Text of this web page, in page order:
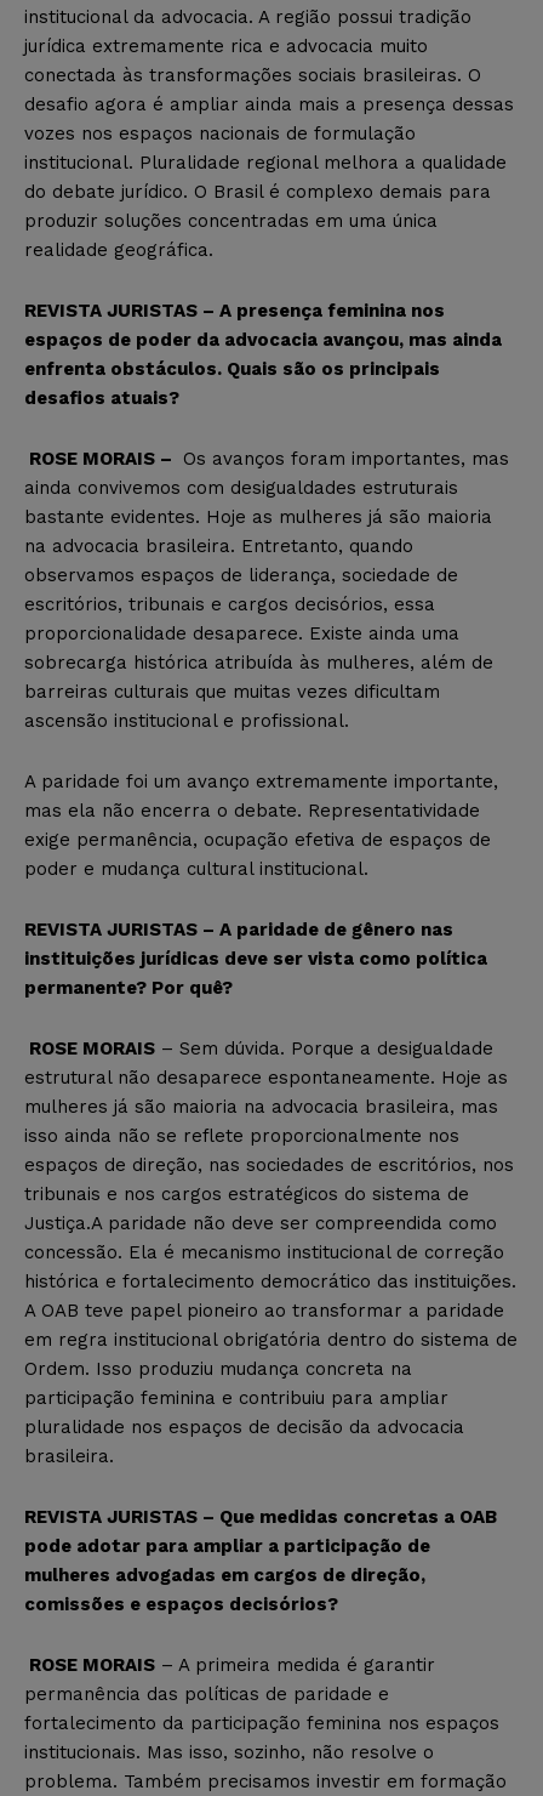
institucional da advocacia. A região possui tradição
jurídica extremamente rica e advocacia muito
conectada às transformações sociais brasileiras. O
desafio agora é ampliar ainda mais a presença dessas
vozes nos espaços nacionais de formulação
institucional. Pluralidade regional melhora a qualidade
do debate jurídico. O Brasil é complexo demais para
produzir soluções concentradas em uma única
realidade geográfica.
REVISTA JURISTAS – A presença feminina nos
espaços de poder da advocacia avançou, mas ainda
enfrenta obstáculos. Quais são os principais
desafios atuais?
ROSE MORAIS –
Os avanços foram importantes, mas
ainda convivemos com desigualdades estruturais
bastante evidentes. Hoje as mulheres já são maioria
na advocacia brasileira. Entretanto, quando
observamos espaços de liderança, sociedade de
escritórios, tribunais e cargos decisórios, essa
proporcionalidade desaparece. Existe ainda uma
sobrecarga histórica atribuída às mulheres, além de
barreiras culturais que muitas vezes dificultam
ascensão institucional e profissional.
A paridade foi um avanço extremamente importante,
mas ela não encerra o debate. Representatividade
exige permanência, ocupação efetiva de espaços de
poder e mudança cultural institucional.
REVISTA JURISTAS – A paridade de gênero nas
instituições jurídicas deve ser vista como política
permanente? Por quê?
ROSE MORAIS – Sem dúvida. Porque a desigualdade
estrutural não desaparece espontaneamente. Hoje as
mulheres já são maioria na advocacia brasileira, mas
isso ainda não se reflete proporcionalmente nos
espaços de direção, nas sociedades de escritórios, nos
tribunais e nos cargos estratégicos do sistema de
Justiça.A paridade não deve ser compreendida como
concessão. Ela é mecanismo institucional de correção
histórica e fortalecimento democrático das instituições.
A OAB teve papel pioneiro ao transformar a paridade
em regra institucional obrigatória dentro do sistema de
Ordem. Isso produziu mudança concreta na
participação feminina e contribuiu para ampliar
pluralidade nos espaços de decisão da advocacia
brasileira.
REVISTA JURISTAS – Que medidas concretas a OAB
pode adotar para ampliar a participação de
mulheres advogadas em cargos de direção,
comissões e espaços decisórios?
ROSE MORAIS – A primeira medida é garantir
permanência das políticas de paridade e
fortalecimento da participação feminina nos espaços
institucionais. Mas isso, sozinho, não resolve o
problema. Também precisamos investir em formação